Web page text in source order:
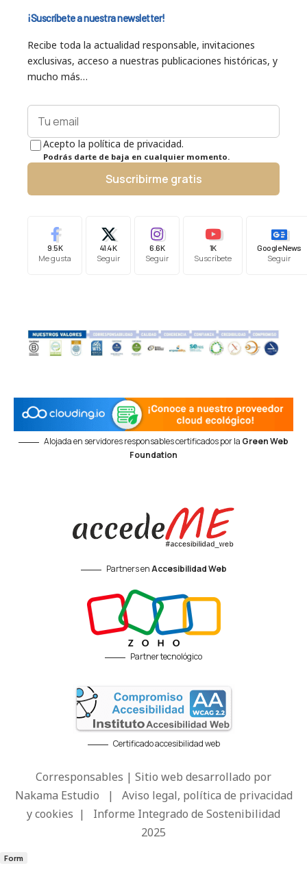
¡Suscríbete a nuestra newsletter!
Recibe toda la actualidad responsable, invitaciones
exclusivas, acceso a nuestras publicaciones históricas, y
mucho más…
Acepto la política de privacidad.
Podrás darte de baja en cualquier momento.
Suscribirme gratis
9.5K
Me gusta
41.4K
Seguir
6.6K
Seguir
1K
Suscríbete
Google News
Seguir
Alojada en servidores responsables certificados por la Green Web
Foundation
Partners enAccesibilidad Web
Partner tecnológico
Certificado accesibilidad web
Corresponsables | Sitio web desarrollado por
Nakama Estudio | Aviso legal, política de privacidad
y cookies | Informe Integrado de Sostenibilidad
2025
Form